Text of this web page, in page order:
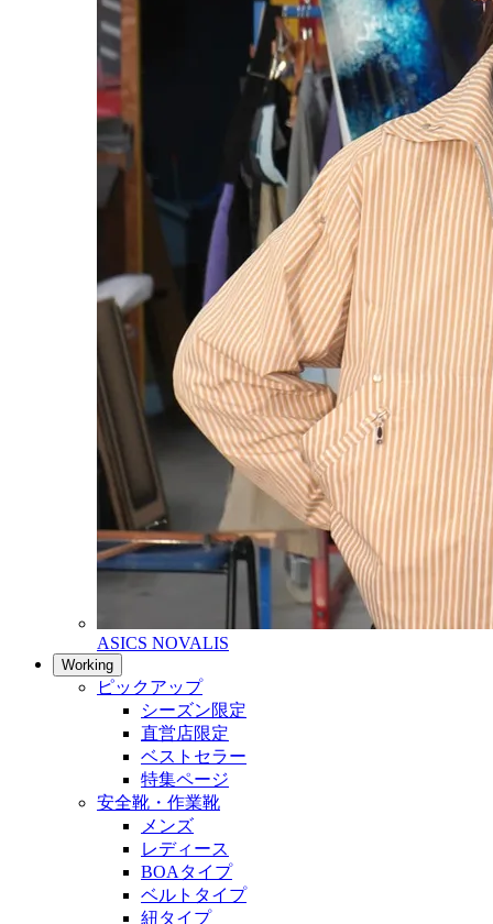
ASICS NOVALIS
Working
ピックアップ
シーズン限定
直営店限定
ベストセラー
特集ページ
安全靴・作業靴
メンズ
レディース
BOAタイプ
ベルトタイプ
紐タイプ